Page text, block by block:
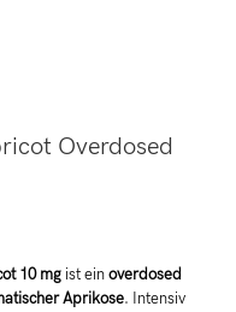
Overdosed
10 mg ist einoverdosed
Aprikose. Intensiv